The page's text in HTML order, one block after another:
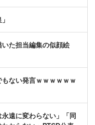
た担当編集の似顔絵
ない発言ｗｗｗｗｗｗ
遠に変わらない」「同